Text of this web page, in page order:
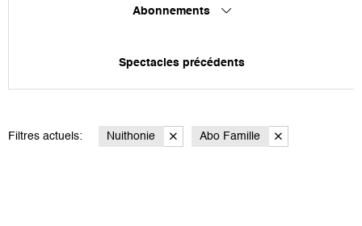
Abonnements
Spectacles précédents
Filtres actuels: Nuithonie Abo Famille